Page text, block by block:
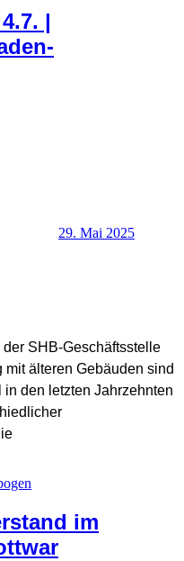
|
29. Mai 2025
SHB Redaktion
SHB-Geschäftsstelle
älteren Gebäuden sind
den letzten Jahrzehnten
im